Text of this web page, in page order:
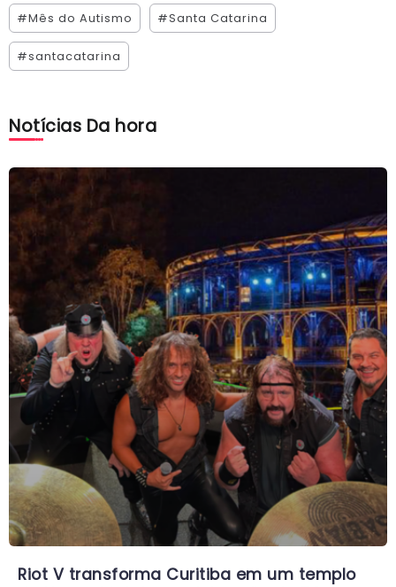
#Mês do Autismo #Santa Catarina
#santacatarina
Notícias Da hora
Riot V transforma Curitiba em um templo